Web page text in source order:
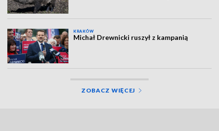
KRAKÓW
Michał Drewnicki ruszył z kampanią
ZOBACZ WIĘCEJ